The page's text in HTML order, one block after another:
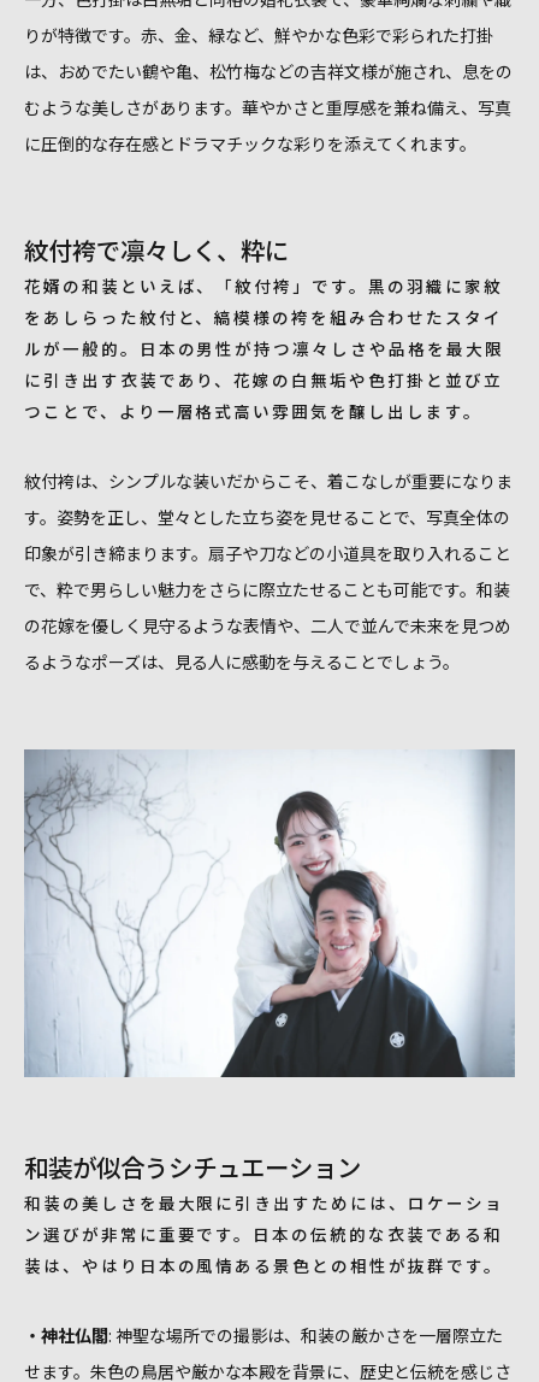
りが特徴です。赤、金、緑など、鮮やかな色彩で彩られた打掛
は、おめでたい鶴や亀、松竹梅などの吉祥文様が施され、息をの
むような美しさがあります。華やかさと重厚感を兼ね備え、写真
に圧倒的な存在感とドラマチックな彩りを添えてくれます。
紋付袴で凛々しく、粋に
花婿の和装といえば、「紋付袴」です。黒の羽織に家紋
をあしらった紋付と、縞模様の袴を組み合わせたスタイ
ルが一般的。日本の男性が持つ凛々しさや品格を最大限
に引き出す衣装であり、花嫁の白無垢や色打掛と並び立
つことで、より一層格式高い雰囲気を醸し出します。
紋付袴は、シンプルな装いだからこそ、着こなしが重要になりま
す。姿勢を正し、堂々とした立ち姿を見せることで、写真全体の
印象が引き締まります。扇子や刀などの小道具を取り入れること
で、粋で男らしい魅力をさらに際立たせることも可能です。和装
の花嫁を優しく見守るような表情や、二人で並んで未来を見つめ
るようなポーズは、見る人に感動を与えることでしょう。
和装が似合うシチュエーション
和装の美しさを最大限に引き出すためには、ロケーショ
ン選びが非常に重要です。日本の伝統的な衣装である和
装は、やはり日本の風情ある景色との相性が抜群です。
・神社仏閣: 神聖な場所での撮影は、和装の厳かさを一層際立た
せます。朱色の鳥居や厳かな本殿を背景に、歴史と伝統を感じさ